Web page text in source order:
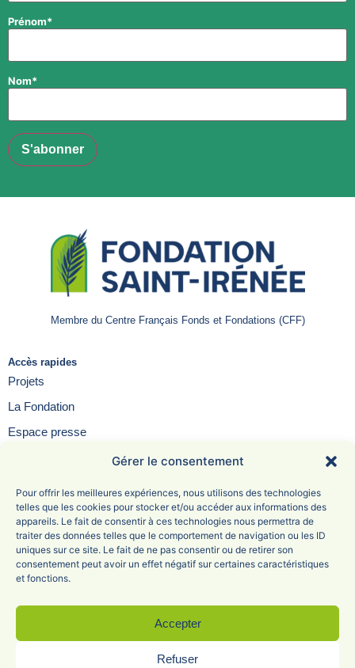
Gérer le consentement
Pour offrir les meilleures expériences, nous utilisons des technologies
telles que les cookies pour stocker et/ou accéder aux informations des
appareils. Le fait de consentir à ces technologies nous permettra de
traiter des données telles que le comportement de navigation ou les ID
uniques sur ce site. Le fait de ne pas consentir ou de retirer son
consentement peut avoir un effet négatif sur certaines caractéristiques
et fonctions.
Accepter
Refuser
Prénom*
Nom*
Accès rapides
Projets
La Fondation
Espace presse
Membre du Centre Français Fonds et Fondations (CFF)
Fondation Saint-Irénée
6 Avenue Adolphe Max